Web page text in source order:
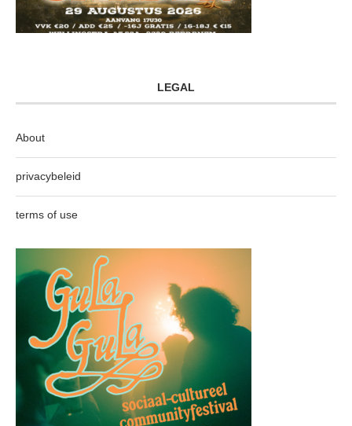
LEGAL
About
privacybeleid
terms of use